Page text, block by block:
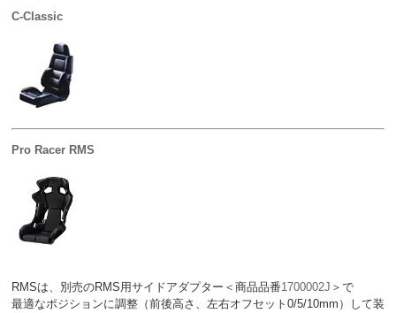
C-Classic
Pro Racer RMS
RMSは、別売のRMS用サイドアダプター＜商品品番1700002J ＞で
最適なポジションに調整（前後高さ、左右オフセット0/5/10mm）して装